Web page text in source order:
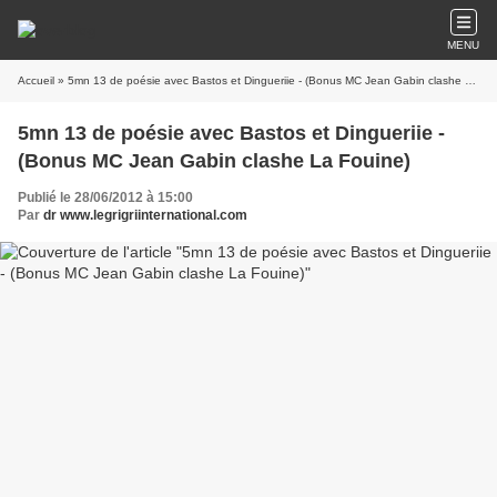
MENU
Accueil » 5mn 13 de poésie avec Bastos et Dingueriie - (Bonus MC Jean Gabin clashe La Fouine)
5mn 13 de poésie avec Bastos et Dingueriie -
(Bonus MC Jean Gabin clashe La Fouine)
Publié le 28/06/2012 à 15:00
Par dr www.legrigriinternational.com